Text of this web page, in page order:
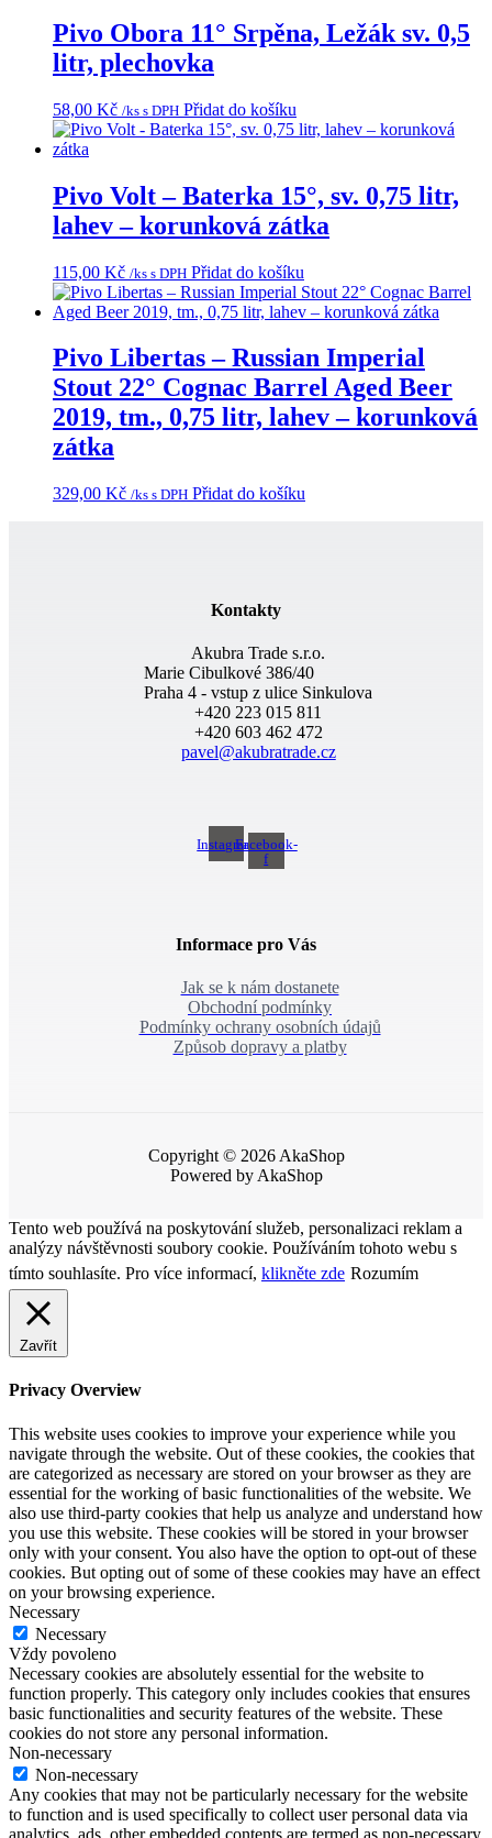
Pivo Obora 11° Srpěna, Ležák sv. 0,5
litr, plechovka
58,00 Kč /ks s DPH Přidat do košíku
Pivo Volt – Baterka 15°, sv. 0,75 litr,
lahev – korunková zátka
115,00 Kč /ks s DPH Přidat do košíku
Pivo Libertas – Russian Imperial
Stout 22° Cognac Barrel Aged Beer
2019, tm., 0,75 litr, lahev – korunková
zátka
329,00 Kč /ks s DPH Přidat do košíku
Kontakty
Akubra Trade s.r.o.
Marie Cibulkové 386/40
Praha 4 - vstup z ulice Sinkulova
+420 223 015 811
+420 603 462 472
pavel@akubratrade.cz
InstagramFacebook-
f
Informace pro Vás
Jak se k nám dostanete
Obchodní podmínky
Podmínky ochrany osobních údajů
Způsob dopravy a platby
Copyright © 2026 AkaShop
Powered by AkaShop
Tento web používá na poskytování služeb, personalizaci reklam a
analýzy návštěvnosti soubory cookie. Používáním tohoto webu s
tímto souhlasíte. Pro více informací, klikněte zde Rozumím
Zavřít
Privacy Overview
This website uses cookies to improve your experience while you
navigate through the website. Out of these cookies, the cookies that
are categorized as necessary are stored on your browser as they are
essential for the working of basic functionalities of the website. We
also use third-party cookies that help us analyze and understand how
you use this website. These cookies will be stored in your browser
only with your consent. You also have the option to opt-out of these
cookies. But opting out of some of these cookies may have an effect
on your browsing experience.
Necessary
Necessary
Vždy povoleno
Necessary cookies are absolutely essential for the website to
function properly. This category only includes cookies that ensures
basic functionalities and security features of the website. These
cookies do not store any personal information.
Non-necessary
Non-necessary
Any cookies that may not be particularly necessary for the website
to function and is used specifically to collect user personal data via
analytics, ads, other embedded contents are termed as non-necessary